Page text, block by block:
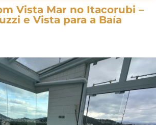
Vista Mar no Itacorubi –
e Vista para a Baía